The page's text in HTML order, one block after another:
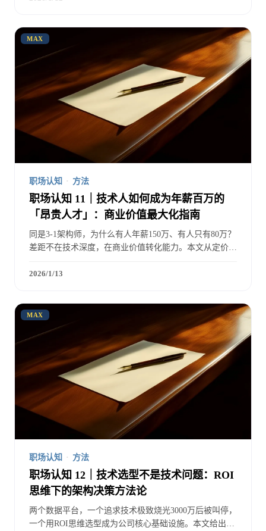
MAX
职场认知 · 方法
职场认知 11｜技术人如何成为年薪百万的
「昂贵人才」：商业价值最大化指南
同是3-1架构师，为什么有人年薪150万、有人只有80万？
差距不在技术深度，在商业价值转化能力。本文从定价
化的系统方法。
2026/1/13
MAX
职场认知 · 方法
职场认知 12｜技术选型不是技术问题：ROI
思维下的架构决策方法论
两个数据平台，一个追求技术极致烧光3000万后被叫停，
一个用ROI思维选型成为公司核心基础设施。本文给出技